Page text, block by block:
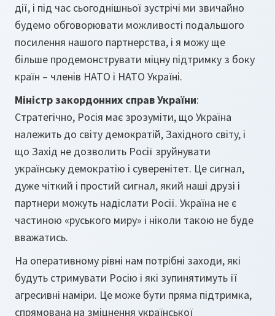
дії, і під час сьогоднішньої зустрічі ми звичайно
будемо обговорювати можливості подальшого
посилення нашого партнерства, і я можу ще
більше продемонструвати міцну підтримку з боку
країн – членів НАТО і НАТО Україні.
Міністр закордонних справ України:
Стратегічно, Росія має зрозуміти, що Україна
належить до світу демократій, Західного світу, і
що Захід не дозволить Росії зруйнувати
українську демократію і суверенітет. Це сигнал,
дуже чіткий і простий сигнал, який наші друзі і
партнери можуть надіслати Росії. Україна не є
частиною «руського миру» і ніколи такою не буде
вважатись.
На оперативному рівні нам потрібні заходи, які
будуть стримувати Росію і які зупинятимуть її
агресивні наміри. Це може бути пряма підтримка,
спрямована на зміцнення української